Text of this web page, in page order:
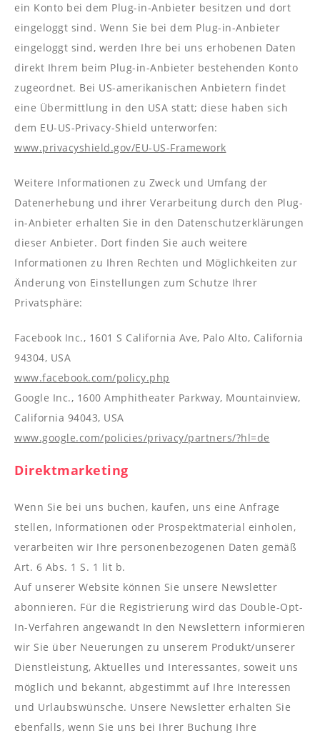
ein Konto bei dem Plug-in-Anbieter besitzen und dort
eingeloggt sind. Wenn Sie bei dem Plug-in-Anbieter
eingeloggt sind, werden Ihre bei uns erhobenen Daten
direkt Ihrem beim Plug-in-Anbieter bestehenden Konto
zugeordnet. Bei US-amerikanischen Anbietern findet
eine Übermittlung in den USA statt; diese haben sich
dem EU-US-Privacy-Shield unterworfen:
www.privacyshield.gov/EU-US-Framework
Weitere Informationen zu Zweck und Umfang der
Datenerhebung und ihrer Verarbeitung durch den Plug-
in-Anbieter erhalten Sie in den Datenschutzerklärungen
dieser Anbieter. Dort finden Sie auch weitere
Informationen zu Ihren Rechten und Möglichkeiten zur
Änderung von Einstellungen zum Schutze Ihrer
Privatsphäre:
Facebook Inc., 1601 S California Ave, Palo Alto, California
94304, USA
www.facebook.com/policy.php
Google Inc., 1600 Amphitheater Parkway, Mountainview,
California 94043, USA
www.google.com/policies/privacy/partners/?hl=de
Direktmarketing
Wenn Sie bei uns buchen, kaufen, uns eine Anfrage
stellen, Informationen oder Prospektmaterial einholen,
verarbeiten wir Ihre personenbezogenen Daten gemäß
Art. 6 Abs. 1 S. 1 lit b.
Auf unserer Website können Sie unsere Newsletter
abonnieren. Für die Registrierung wird das Double-Opt-
In-Verfahren angewandt In den Newslettern informieren
wir Sie über Neuerungen zu unserem Produkt/unserer
Dienstleistung, Aktuelles und Interessantes, soweit uns
möglich und bekannt, abgestimmt auf Ihre Interessen
und Urlaubswünsche. Unsere Newsletter erhalten Sie
ebenfalls, wenn Sie uns bei Ihrer Buchung Ihre